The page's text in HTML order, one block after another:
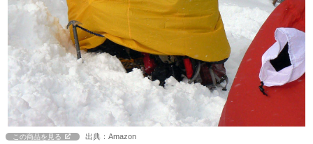
この商品を見る 出典：Amazon